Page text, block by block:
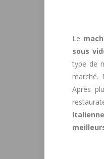
Le
sous
type de
marché.
Après